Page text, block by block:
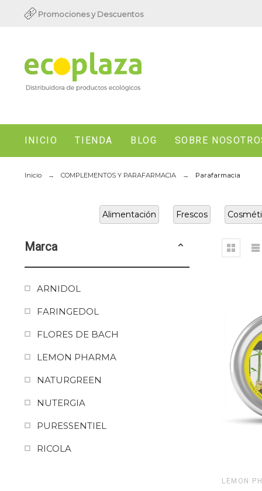
Promociones y Descuentos
INICIO TIENDA BLOG SOBRE
Inicio COMPLEMENTOS Y PARAFARMACIA Parafarmacia
Alimentación Frescos
Marca
ARNIDOL
FARINGEDOL
FLORES DE BACH
LEMON PHARMA
NATURGREEN
NUTERGIA
PURESSENTIEL
RICOLA
LEMON